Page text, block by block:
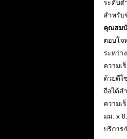
ระดับต
สำหรับ
คุณสมบั
ตอบโจ
ระหว่า
ความเ
ด้วยดีไ
ถือได้ส
ความเ
มม. x
บริการ